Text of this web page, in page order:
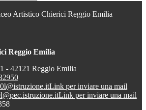
Artistico Chierici Reggio Emilia
Reggio Emilia
- 42121 Reggio Emilia
Link per inviare una mail
Link per inviare una mail